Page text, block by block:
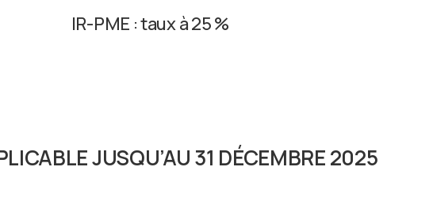
IR-PME : taux à 25 %
JUSQU’AU 31 DÉCEMBRE 2025